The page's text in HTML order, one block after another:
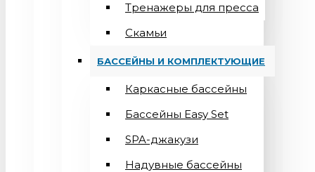
Тренажеры для пресса
Скамьи
БАССЕЙНЫ И КОМПЛЕКТУЮЩИЕ
Каркасные бассейны
Бассейны Easy Set
SPA-джакузи
Надувные бассейны